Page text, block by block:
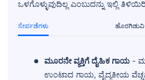
Bike insurance deal is
Save up to 85% on Premiums
ಒಳಗೊಳ್ಳುವುದಿಲ್ಲ ಎಂಬುದನ್ನು ಇಲ್ಲಿ
ಸೇರ್ಪಡೆಗಳು
ಮೂರನೇ ವ್ಯಕ್ತಿಗೆ ದೈಹಿಕ ಗಾಯ -
ಉಂಟಾದ ಗಾಯ, ವೈದ್ಯಕೀಯ